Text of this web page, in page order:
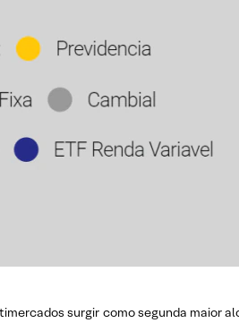
surgir como segunda maior